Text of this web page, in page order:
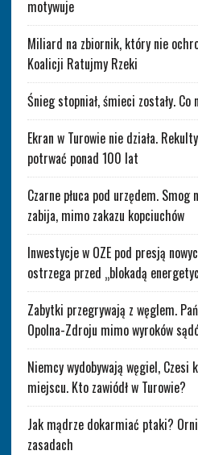
motywuje
Miliard na zbiornik, który nie
Koalicji Ratujmy Rzeki
Śnieg stopniał, śmieci zostały.
Ekran w Turowie nie działa.
potrwać ponad 100 lat
Czarne płuca pod urzędem. Smog
zabija, mimo zakazu kopciuchów
Inwestycje w OZE pod presją
ostrzega przed „blokadą
Zabytki przegrywają z węglem.
Opolna-Zdroju mimo wyroków
Niemcy wydobywają węgiel,
miejscu. Kto zawiódł w Turowie?
Jak mądrze dokarmiać ptaki?
zasadach